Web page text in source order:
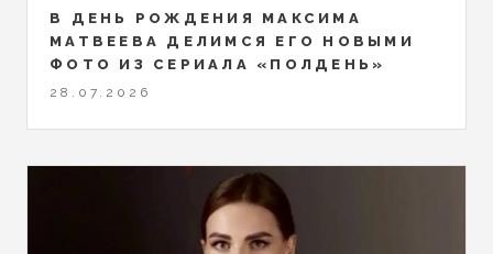
В ДЕНЬ РОЖДЕНИЯ МАКСИМА
МАТВЕЕВА ДЕЛИМСЯ ЕГО НОВЫМИ
ФОТО ИЗ СЕРИАЛА «ПОЛДЕНЬ»
28.07.2026